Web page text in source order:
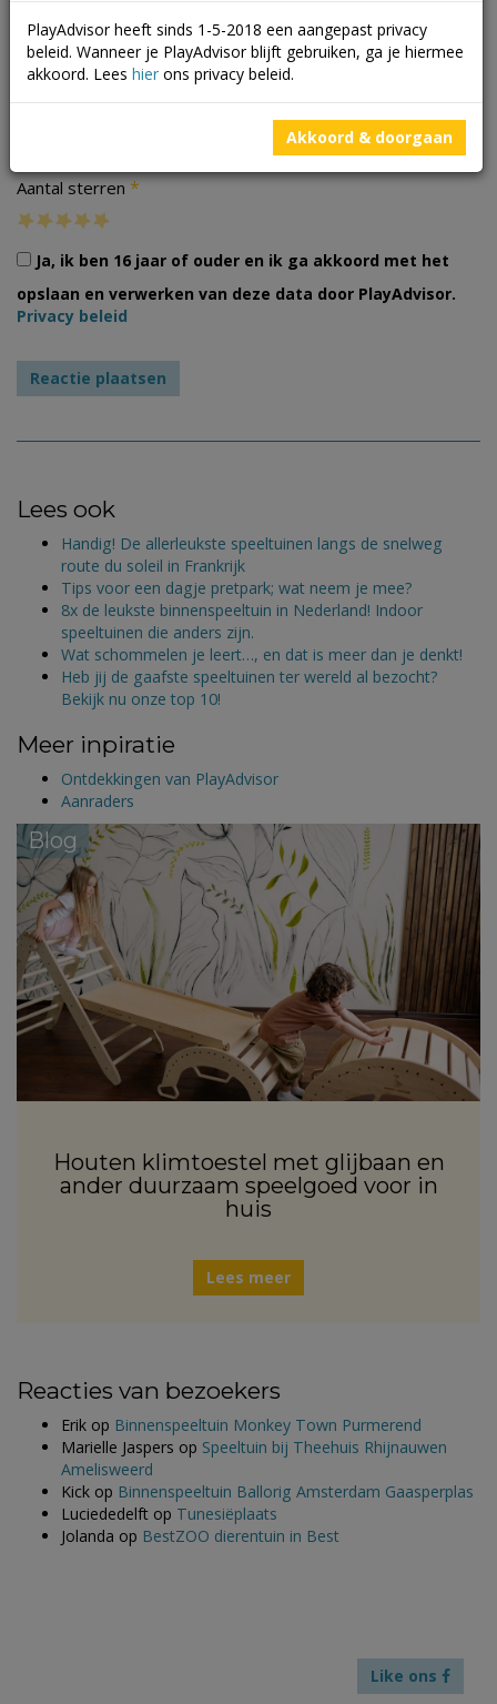
Aantal sterren *
Ja, ik ben 16 jaar of ouder en ik ga akkoord met het
opslaan en verwerken van deze data door PlayAdvisor.
Privacy beleid
Lees ook
Handig! De allerleukste speeltuinen langs de snelweg
route du soleil in Frankrijk
Tips voor een dagje pretpark; wat neem je mee?
8x de leukste binnenspeeltuin in Nederland! Indoor
speeltuinen die anders zijn.
Wat schommelen je leert…, en dat is meer dan je denkt!
Heb jij de gaafste speeltuinen ter wereld al bezocht?
Bekijk nu onze top 10!
Meer inpiratie
Ontdekkingen van PlayAdvisor
Aanraders
Blog
Houten klimtoestel met glijbaan en
ander duurzaam speelgoed voor in
huis
Lees meer
Reacties van bezoekers
Erik op Binnenspeeltuin Monkey Town Purmerend
Marielle Jaspers op Speeltuin bij Theehuis Rhijnauwen
Amelisweerd
Kick op Binnenspeeltuin Ballorig Amsterdam Gaasperplas
Luciededelft op Tunesiëplaats
Jolanda op BestZOO dierentuin in Best
Like ons
PlayAdvisor heeft sinds 1-5-2018 een aangepast privacy
beleid. Wanneer je PlayAdvisor blijft gebruiken, ga je hiermee
akkoord. Lees hier ons privacy beleid.
Akkoord & doorgaan